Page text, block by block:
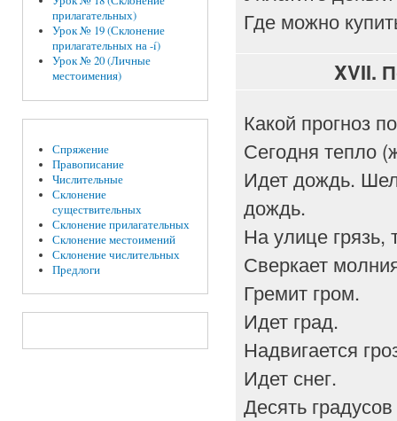
прилагательных)
Урок № 19 (Склонение
прилагательных на -í)
Урок № 20 (Личные
местоимения)
Спряжение
Правописание
Числительные
Склонение
существительных
Склонение прилагательных
Склонение местоимений
Склонение числительных
Предлоги
Где можно
XVII.
Какой прогноз
Сегодня тепло
Идет дождь.
дождь.
На улице грязь,
Сверкает
Гремит гром.
Идет град.
Надвигается
Идет снег.
Десять